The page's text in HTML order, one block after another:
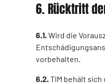
6. Rücktritt
6.1.Wird die
vorbehalten.
6.2.TIM behält